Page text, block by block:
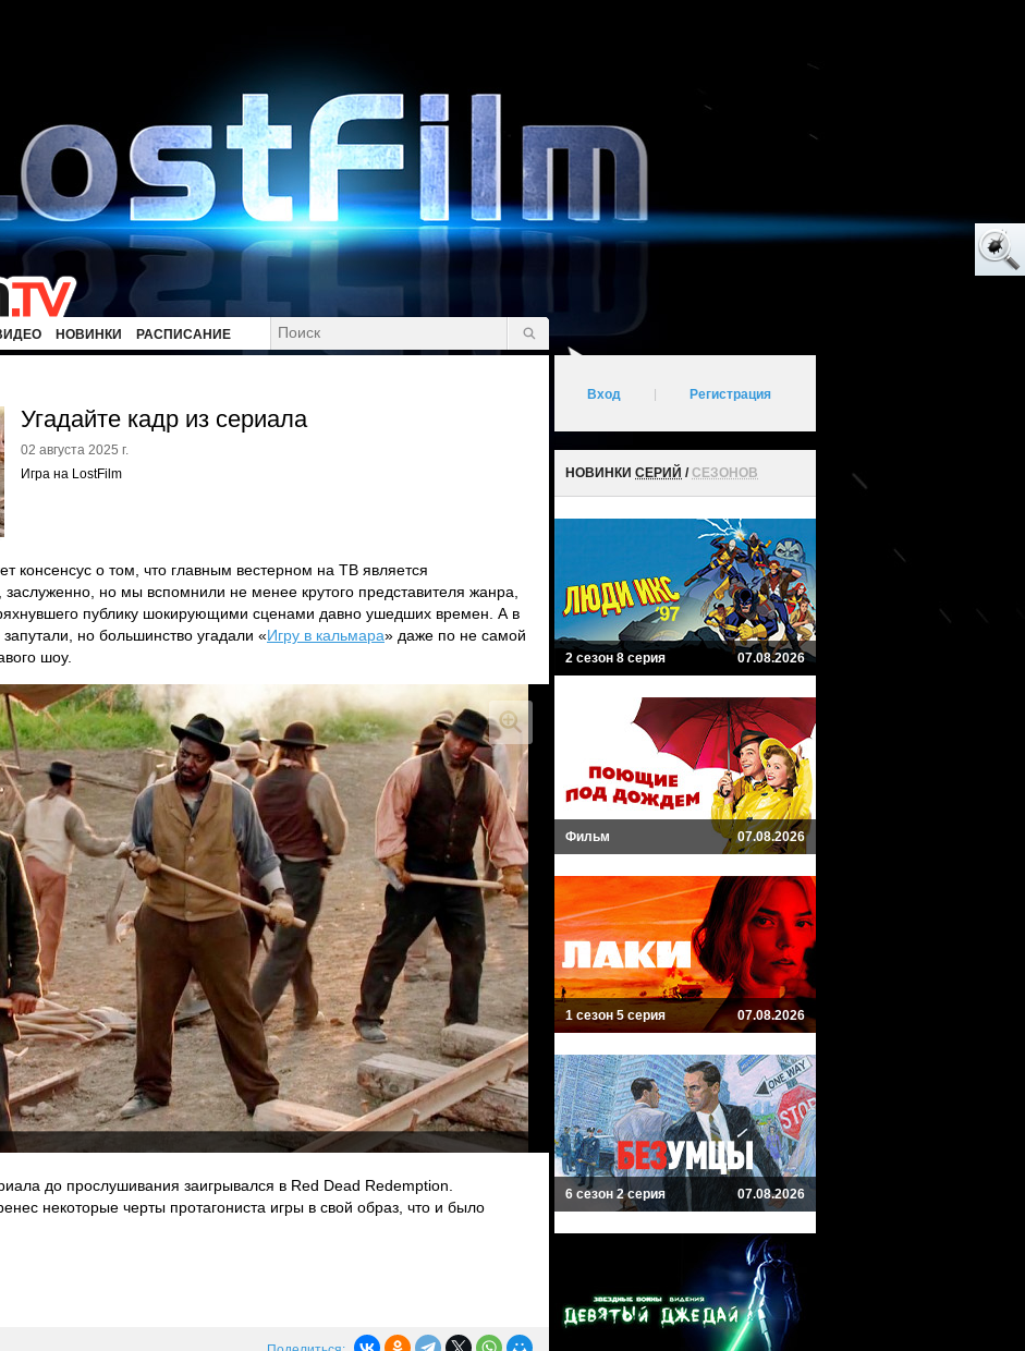
НОВИНКИ РАСПИСАНИЕ
Угадайте кадр из сериала
02 августа 2025 г.
Игра на LostFilm
консенсус о том, что главным вестерном на ТВ является
заслуженно, но мы вспомнили не менее крутого представителя жанра,
публику шокирующими сценами давно ушедших времен. А в
но большинство угадали «Игру в кальмара» даже по не самой
шоу.
до прослушивания заигрывался в Red Dead Redemption.
некоторые черты протагониста игры в свой образ, что и было
Вход Регистрация
НОВИНКИ СЕРИЙ /СЕЗОНОВ
2 сезон 8 серия 07.08.2026
Фильм 07.08.2026
1 сезон 5 серия 07.08.2026
6 сезон 2 серия 07.08.2026